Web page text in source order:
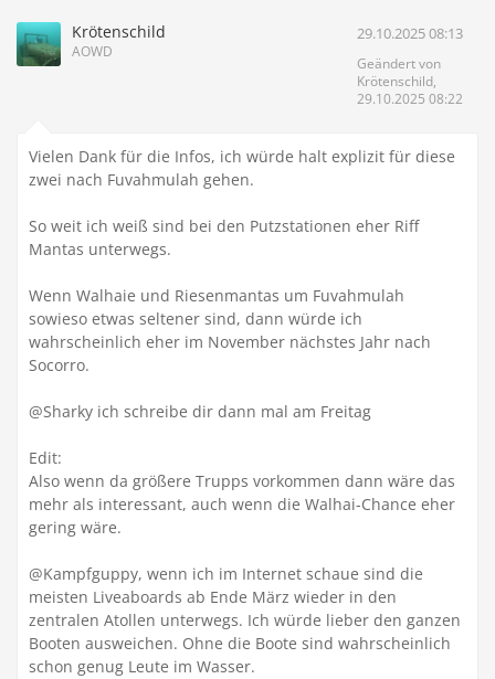
Krötenschild
AOWD
29.10.2025 08:13
Geändert von
Krötenschild,
29.10.2025 08:22
Vielen Dank für die Infos, ich würde halt explizit für diese
zwei nach Fuvahmulah gehen.
So weit ich weiß sind bei den Putzstationen eher Riff
Mantas unterwegs.
Wenn Walhaie und Riesenmantas um Fuvahmulah
sowieso etwas seltener sind, dann würde ich
wahrscheinlich eher im November nächstes Jahr nach
Socorro.
@Sharky ich schreibe dir dann mal am Freitag
Edit:
Also wenn da größere Trupps vorkommen dann wäre das
mehr als interessant, auch wenn die Walhai-Chance eher
gering wäre.
@Kampfguppy, wenn ich im Internet schaue sind die
meisten Liveaboards ab Ende März wieder in den
zentralen Atollen unterwegs. Ich würde lieber den ganzen
Booten ausweichen. Ohne die Boote sind wahrscheinlich
schon genug Leute im Wasser.